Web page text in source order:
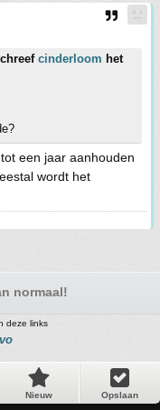
cinderloom het
een jaar aanhouden
wordt het
normaal!
deze links
Nieuw Opslaan